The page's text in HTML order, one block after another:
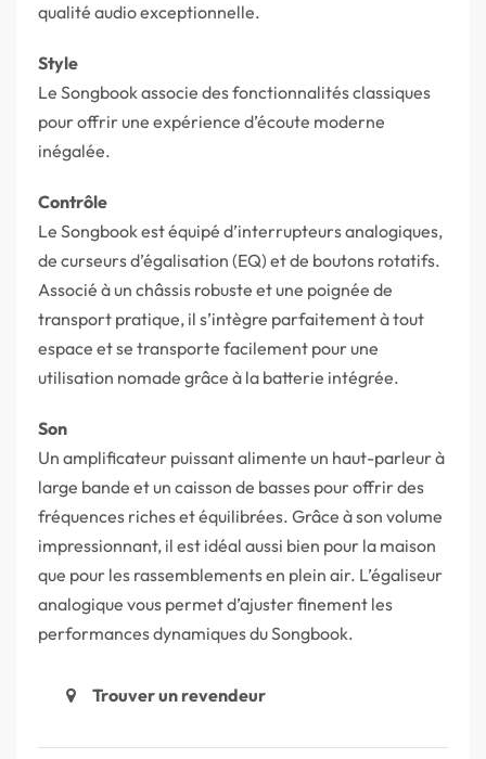
qualité audio exceptionnelle.
Style
Le Songbook associe des fonctionnalités classiques
pour offrir une expérience d’écoute moderne
inégalée.
Contrôle
Le Songbook est équipé d’interrupteurs analogiques,
de curseurs d’égalisation (EQ) et de boutons rotatifs.
Associé à un châssis robuste et une poignée de
transport pratique, il s’intègre parfaitement à tout
espace et se transporte facilement pour une
utilisation nomade grâce à la batterie intégrée.
Son
Un amplificateur puissant alimente un haut-parleur à
large bande et un caisson de basses pour offrir des
fréquences riches et équilibrées. Grâce à son volume
impressionnant, il est idéal aussi bien pour la maison
que pour les rassemblements en plein air. L’égaliseur
analogique vous permet d’ajuster finement les
performances dynamiques du Songbook.
Trouver un revendeur